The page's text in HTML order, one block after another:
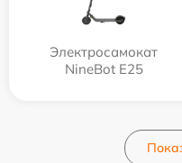
Электросамокат
NineBot E25